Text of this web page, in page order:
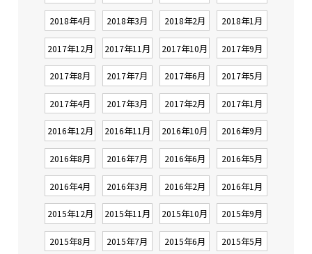
2018年4月 2018年3月 2018年2月 2018年1月
2017年12月 2017年11月 2017年10月 2017年9月
2017年8月 2017年7月 2017年6月 2017年5月
2017年4月 2017年3月 2017年2月 2017年1月
2016年12月 2016年11月 2016年10月 2016年9月
2016年8月 2016年7月 2016年6月 2016年5月
2016年4月 2016年3月 2016年2月 2016年1月
2015年12月 2015年11月 2015年10月 2015年9月
2015年8月 2015年7月 2015年6月 2015年5月